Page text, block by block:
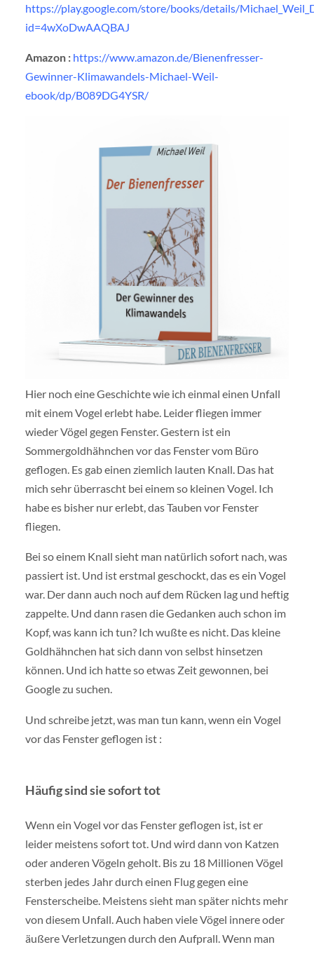
https://play.google.com/store/books/details/
id=4wXoDwAAQBAJ
Amazon : https://www.amazon.de/Bienenfresser-
Gewinner-Klimawandels-Michael-Weil-
ebook/dp/B089DG4YSR/
Hier noch eine Geschichte wie ich einmal einen Unfall
mit einem Vogel erlebt habe. Leider fliegen immer
wieder Vögel gegen Fenster. Gestern ist ein
Sommergoldhähnchen vor das Fenster vom Büro
geflogen. Es gab einen ziemlich lauten Knall. Das hat
mich sehr überrascht bei einem so kleinen Vogel. Ich
habe es bisher nur erlebt, das Tauben vor Fenster
fliegen.
Bei so einem Knall sieht man natürlich sofort nach, was
passiert ist. Und ist erstmal geschockt, das es ein Vogel
war. Der dann auch noch auf dem Rücken lag und heftig
zappelte. Und dann rasen die Gedanken auch schon im
Kopf, was kann ich tun? Ich wußte es nicht. Das kleine
Goldhähnchen hat sich dann von selbst hinsetzen
können. Und ich hatte so etwas Zeit gewonnen, bei
Google zu suchen.
Und schreibe jetzt, was man tun kann, wenn ein Vogel
vor das Fenster geflogen ist :
Häufig sind sie sofort tot
Wenn ein Vogel vor das Fenster geflogen ist, ist er
leider meistens sofort tot. Und wird dann von Katzen
oder anderen Vögeln geholt. Bis zu 18 Millionen Vögel
sterben jedes Jahr durch einen Flug gegen eine
Fensterscheibe. Meistens sieht man später nichts mehr
von diesem Unfall. Auch haben viele Vögel innere oder
äußere Verletzungen durch den Aufprall. Wenn man